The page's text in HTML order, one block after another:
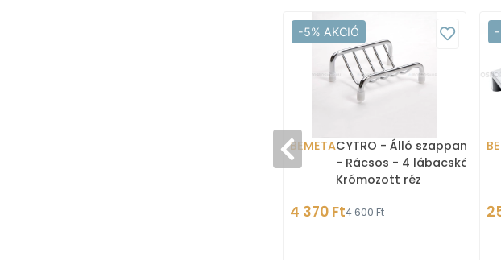
-5% AKCIÓ
BEMETACYTRO - Álló szappantartó
- Rácsos - 4 lábacskával -
Krómozott réz
4 370 Ft4 600 Ft